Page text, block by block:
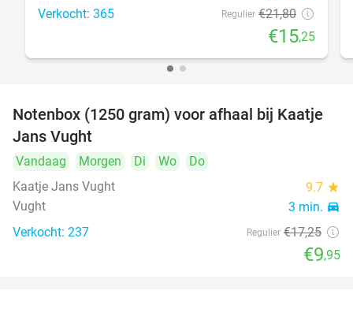
Verkocht: 365 Regulier €21,80
€15,25
42%
Notenbox (1250 gram) voor afhaal bij Kaatje
Jans Vught
Vandaag Morgen Di Wo
Do
Kaatje Jans Vught
9.7 star
Vught 3 min. directions_car
Verkocht: 237 Regulier €17,25
€9,95